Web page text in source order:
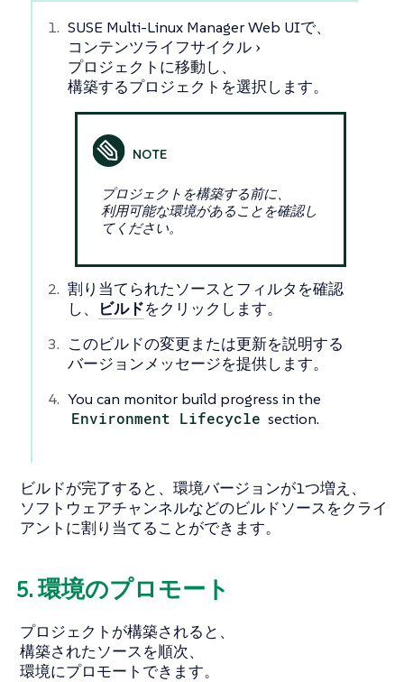
SUSE Multi-Linux Manager Web UIで、
コンテンツライフサイクル
プロジェクト に移動し、
構築するプロジェクトを選択します。
プロジェクトを構築する前に、
利用可能な環境があることを確認し
てください。
割り当てられたソースとフィルタを確認
し、
ビルドをクリックします。
このビルドの変更または更新を説明する
バージョンメッセージを提供します。
You can monitor build progress in the
Environment Lifecycle section.
ビルドが完了すると、環境バージョンが1つ増え、
ソフトウェアチャンネルなどのビルドソースをクライ
アントに割り当てることができます。
5. 環境のプロモート
プロジェクトが構築されると、
構築されたソースを順次、
環境にプロモートできます。